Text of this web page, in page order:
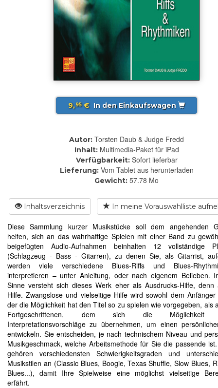
9,95€ In den Einkaufswagen
Autor: Torsten Daub & Judge Fredd
Inhalt: Multimedia-Paket für iPad
Verfügbarkeit: Sofort lieferbar
Lieferung: Vom Tablet aus herunterladen
Gewicht: 57.78 Mo
Inhaltsverzeichnis In meine Vorauswahlliste
Diese Sammlung kurzer Musikstücke soll dem angehenden
helfen, sich an das wahrhaftige Spielen mit einer Band zu
beigefügten Audio-Aufnahmen beinhalten 12 vollständige
(Schlagzeug - Bass - Gitarren), zu denen Sie, als Gitarrist,
werden viele verschiedene Blues-Riffs und Blues-
interpretieren – unter Anleitung, oder nach eigenem Belieben.
Sinne versteht sich dieses Werk eher als Ausdrucks-Hilfe, denn
Hilfe. Zwangslose und vielseitige Hilfe wird sowohl dem Anfänger
der die Möglichkeit hat den Titel so zu spielen wie vorgegeben, als
Fortgeschrittenen, dem sich die Möglichkeit
Interpretationsvorschläge zu übernehmen, um einen
entwickeln. Sie entscheiden, je nach technischem Niveau und
Musikgeschmack, welche Arbeitsmethode für Sie die passende
gehören verschiedensten Schwierigkeitsgraden und
Musikstilen an (Classic Blues, Boogie, Texas Shuffle, Slow Blues,
Blues...), damit Ihre Spielweise eine möglichst vielseitige
erfährt.